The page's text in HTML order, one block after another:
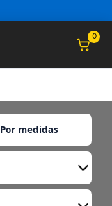
0
Por medidas